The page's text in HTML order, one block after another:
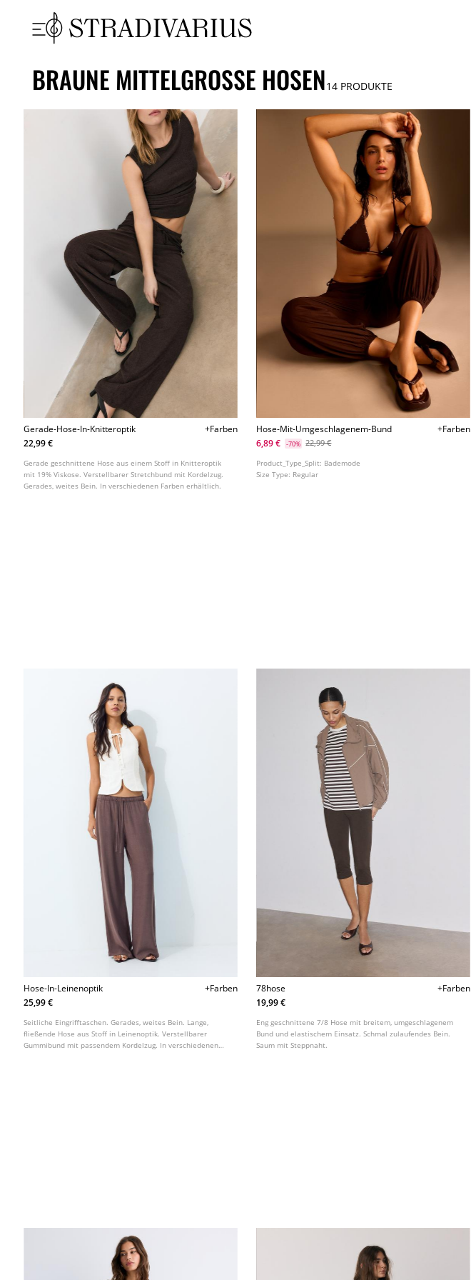
BRAUNE MITTELGROSSE HOSEN 14 PRODUKTE
Gerade-Hose-In-Knitteroptik
+Farben
22,99 €
Gerade geschnittene Hose aus einem Stoff in Knitteroptik
mit 19% Viskose. Verstellbarer Stretchbund mit Kordelzug.
Gerades, weites Bein. In verschiedenen Farben erhältlich.
Hose-Mit-Umgeschlagenem-Bund
+Farben
6,89 €
-70% 22,99 €
Product_Type_Split: Bademode
Size Type: Regular
Hose-In-Leinenoptik
+Farben
25,99 €
Seitliche Eingrifftaschen. Gerades, weites Bein. Lange,
fließende Hose aus Stoff in Leinenoptik. Verstellbarer
Gummibund mit passendem Kordelzug. In verschiedenen
78hose
+Farben
19,99 €
Eng geschnittene 7/8 Hose mit breitem, umgeschlagenem
Bund und elastischem Einsatz. Schmal zulaufendes Bein.
Saum mit Steppnaht.